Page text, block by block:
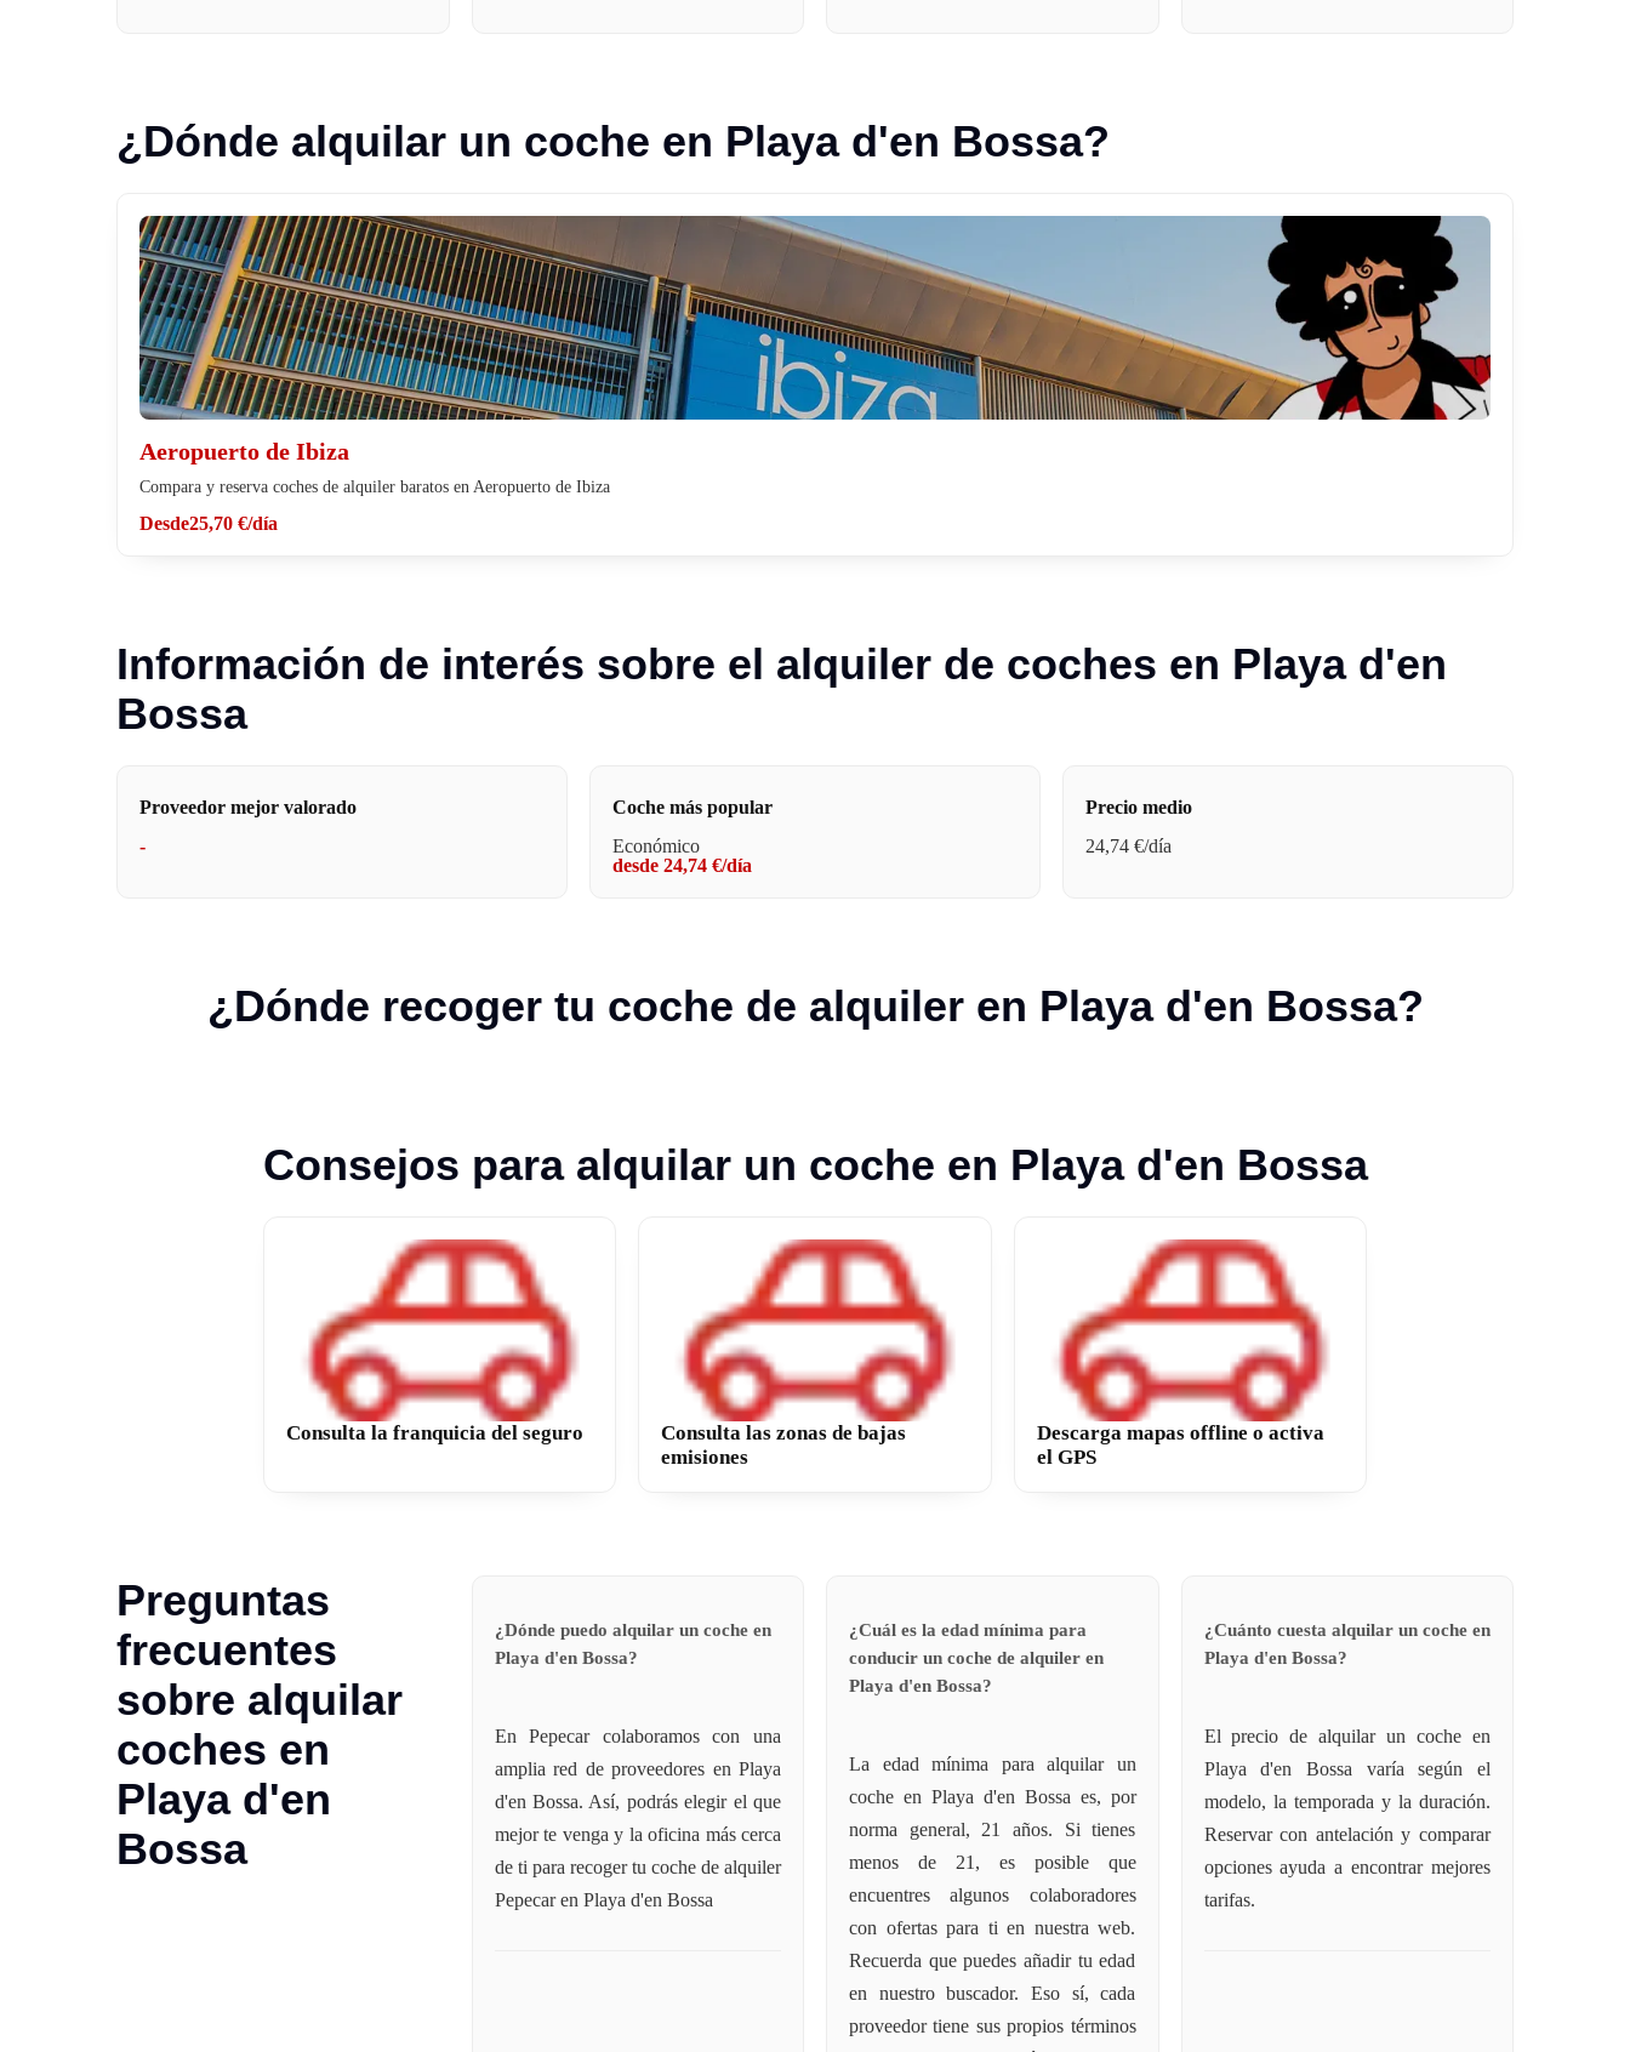
¿Dónde alquilar un coche en Playa d'en Bossa?
Aeropuerto de Ibiza
Compara y reserva coches de alquiler baratos en Aeropuerto de Ibiza
Desde25,70 €/día
Información de interés sobre el alquiler de coches en Playa d'en
Bossa
Proveedor mejor valorado
-
Coche más popular
Económico
desde 24,74 €/día
Precio medio
24,74 €/día
¿Dónde recoger tu coche de alquiler en Playa d'en Bossa?
Consejos para alquilar un coche en Playa d'en Bossa
Consulta la franquicia del seguro
Consulta las zonas de bajas
emisiones
Descarga mapas offline o activa
el GPS
Preguntas
frecuentes
sobre alquilar
coches en
Playa d'en
Bossa
¿Dónde puedo alquilar un coche en
Playa d'en Bossa?
En Pepecar colaboramos con una
amplia red de proveedores en Playa
d'en Bossa. Así, podrás elegir el que
mejor te venga y la oficina más cerca
de ti para recoger tu coche de alquiler
Pepecar en Playa d'en Bossa
¿Cuál es la edad mínima para
conducir un coche de alquiler en
Playa d'en Bossa?
La edad mínima para alquilar un
coche en Playa d'en Bossa es, por
norma general, 21 años. Si tienes
menos de 21, es posible que
encuentres algunos colaboradores
con ofertas para ti en nuestra web.
Recuerda que puedes añadir tu edad
en nuestro buscador. Eso sí, cada
proveedor tiene sus propios términos
¿Cuánto cuesta alquilar un coche en
Playa d'en Bossa?
El precio de alquilar un coche en
Playa d'en Bossa varía según el
modelo, la temporada y la duración.
Reservar con antelación y comparar
opciones ayuda a encontrar mejores
tarifas.